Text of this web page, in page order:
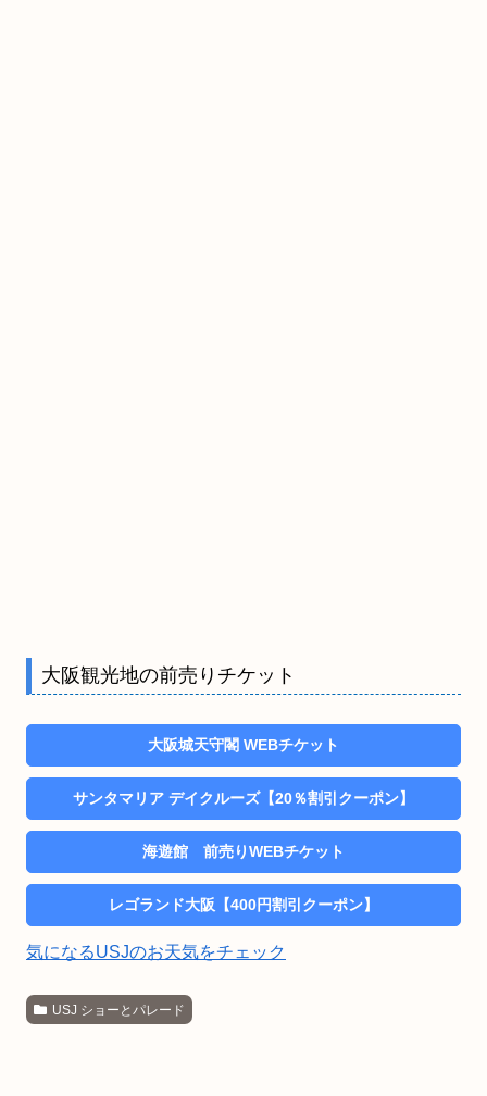
大阪観光地の前売りチケット
大阪城天守閣 WEBチケット
サンタマリア デイクルーズ【20％割引クーポン】
海遊館 前売りWEBチケット
レゴランド大阪【400円割引クーポン】
気になるUSJのお天気をチェック
USJ ショーとパレード